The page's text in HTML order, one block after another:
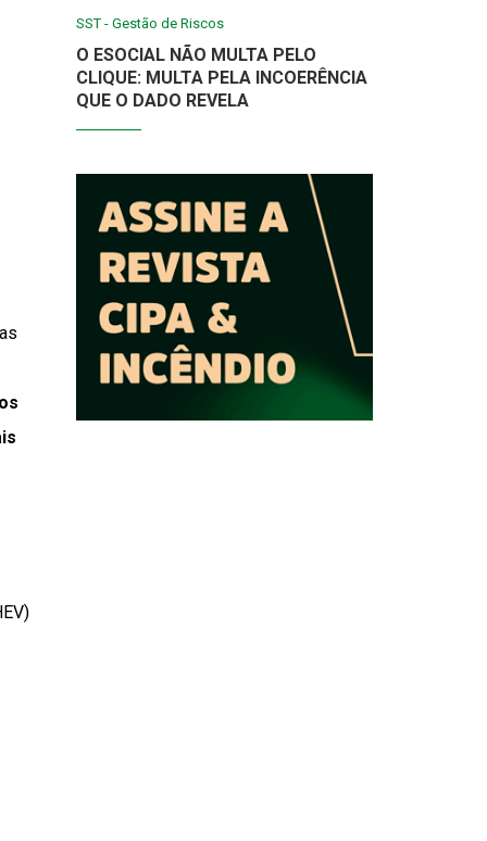
SST - Gestão de Riscos
O ESOCIAL NÃO MULTA PELO
CLIQUE: MULTA PELA INCOERÊNCIA
QUE O DADO REVELA